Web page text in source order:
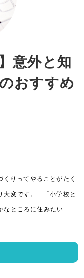
意外と知
おすすめ
りってやることがたく
大変です。 「小学校と
なところに住みたい